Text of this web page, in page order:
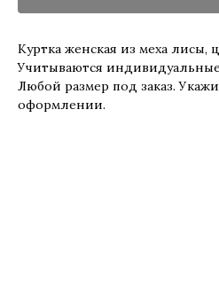
Куртка женская из меха лисы,
Учитываются
Любой размер под заказ.
оформлении.